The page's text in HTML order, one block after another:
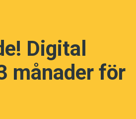
Digital
månader för